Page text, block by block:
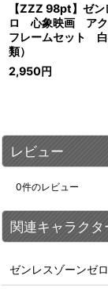
【ZZZ 98pt】ゼ
ロ 心象映画 アク
フレームセット
類）
2,950円
レビュー
0件のレビュー
関連キャラクタ
ゼンレスゾーンゼ